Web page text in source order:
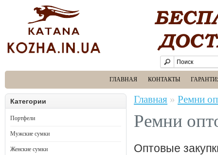
ГЛАВНАЯ КОНТАКТЫ
Категории
Портфели
Мужские сумки
Женские сумки
Главная » Ремни
Ремни
Оптовые